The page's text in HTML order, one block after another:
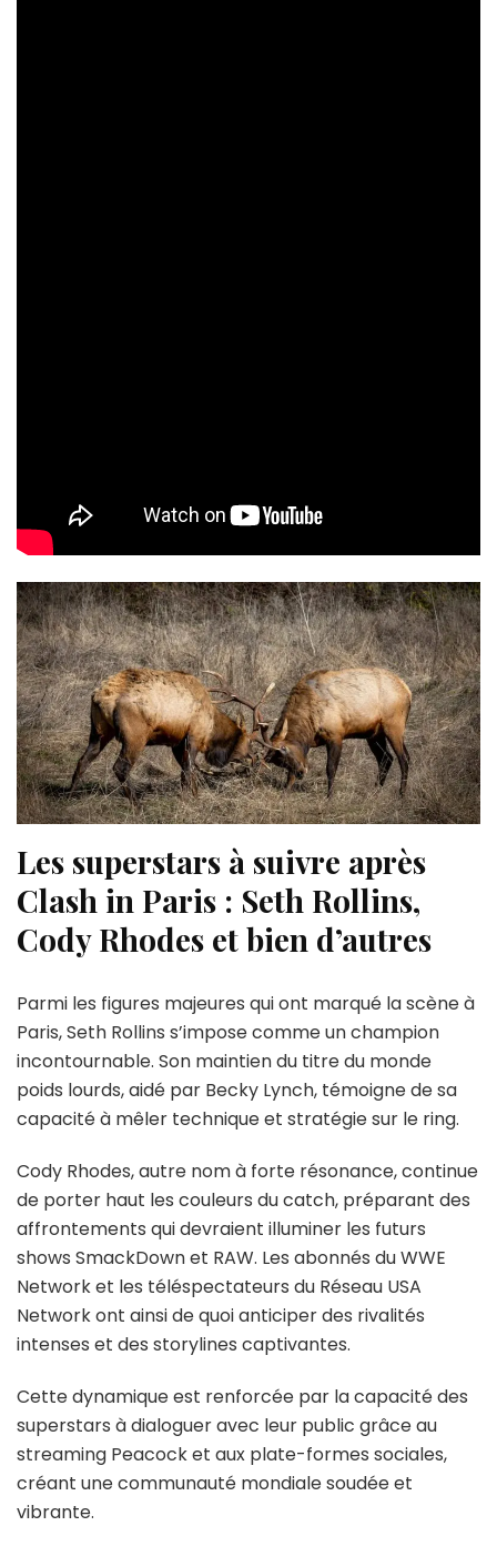
Les superstars à suivre après
Clash in Paris : Seth Rollins,
Cody Rhodes et bien d’autres
Parmi les figures majeures qui ont marqué la scène à
Paris, Seth Rollins s’impose comme un champion
incontournable. Son maintien du titre du monde
poids lourds, aidé par Becky Lynch, témoigne de sa
capacité à mêler technique et stratégie sur le ring.
Cody Rhodes, autre nom à forte résonance, continue
de porter haut les couleurs du catch, préparant des
affrontements qui devraient illuminer les futurs
shows SmackDown et RAW. Les abonnés du WWE
Network et les téléspectateurs du Réseau USA
Network ont ainsi de quoi anticiper des rivalités
intenses et des storylines captivantes.
Cette dynamique est renforcée par la capacité des
superstars à dialoguer avec leur public grâce au
streaming Peacock et aux plate-formes sociales,
créant une communauté mondiale soudée et
vibrante.